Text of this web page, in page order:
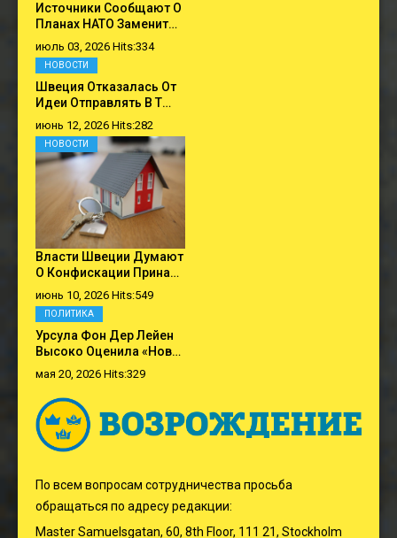
Источники Сообщают О
Планах НАТО Заменит…
июль 03, 2026 Hits:334
Швеция Отказалась От
Идеи Отправлять В Т…
июнь 12, 2026 Hits:282
НОВОСТИ
Власти Швеции Думают
О Конфискации Прина…
июнь 10, 2026 Hits:549
НОВОСТИ
Урсула Фон Дер Лейен
Высоко Оценила «нов…
мая 20, 2026 Hits:329
ПОЛИТИКА
По всем вопросам сотрудничества просьба
обращаться по адресу редакции:
Master Samuelsgatan, 60, 8th Floor, 111 21, Stockholm